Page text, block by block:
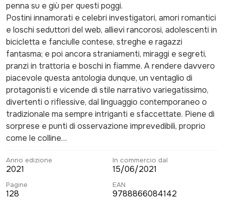
penna su e giù per questi poggi.
Postini innamorati e celebri investigatori, amori romantici
e loschi seduttori del web, allievi rancorosi, adolescenti in
bicicletta e fanciulle contese, streghe e ragazzi
fantasma; e poi ancora straniamenti, miraggi e segreti,
pranzi in trattoria e boschi in fiamme. A rendere davvero
piacevole questa antologia dunque, un ventaglio di
protagonisti e vicende di stile narrativo variegatissimo,
divertenti o riflessive, dal linguaggio contemporaneo o
tradizionale ma sempre intriganti e sfaccettate. Piene di
sorprese e punti di osservazione imprevedibili, proprio
come le colline…
Anno edizione
2021
In commercio dal
15/06/2021
Pagine
128
EAN
9788866084142